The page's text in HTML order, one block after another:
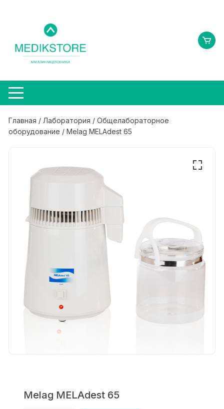
содержимому
Главная / Лаборатория /Общелабораторное
оборудование / Melag MELAdest 65
Melag MELAdest 65